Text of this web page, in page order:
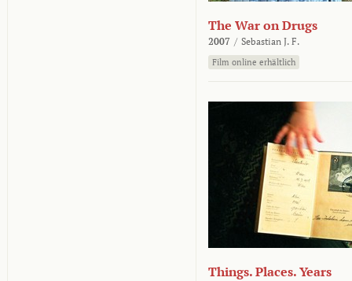
The War on Drugs
2007 / Sebastian J. F.
Film online erhältlich
Things. Places. Years